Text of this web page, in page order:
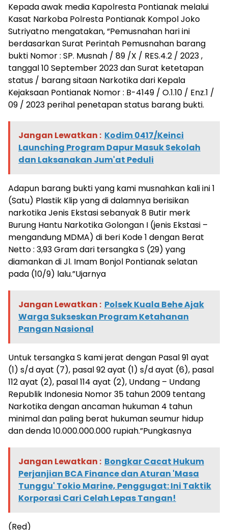
Kepada awak media Kapolresta Pontianak melalui
Kasat Narkoba Polresta Pontianak Kompol Joko
Sutriyatno mengatakan, “Pemusnahan hari ini
berdasarkan Surat Perintah Pemusnahan barang
bukti Nomor : SP. Musnah / 89 /X / RES.4.2 / 2023 ,
tanggal 10 September 2023 dan Surat ketetapan
status / barang sitaan Narkotika dari Kepala
Kejaksaan Pontianak Nomor : B-4149 / O.1.10 / Enz.1 /
09 / 2023 perihal penetapan status barang bukti.
Jangan Lewatkan : Kodim 0417/Keinci
Launching Program Dapur Masuk Sekolah
dan Laksanakan Jum'at Peduli
Adapun barang bukti yang kami musnahkan kali ini 1
(Satu) Plastik Klip yang di dalamnya berisikan
narkotika Jenis Ekstasi sebanyak 8 Butir merk
Burung Hantu Narkotika Golongan I (jenis Ekstasi –
mengandung MDMA) di beri Kode 1 dengan Berat
Netto : 3,93 Gram dari tersangka S (29) yang
diamankan di Jl. Imam Bonjol Pontianak selatan
pada (10/9) lalu.”Ujarnya
Jangan Lewatkan : Polsek Kuala Behe Ajak
Warga Sukseskan Program Ketahanan
Pangan Nasional
Untuk tersangka S kami jerat dengan Pasal 91 ayat
(1) s/d ayat (7), pasal 92 ayat (1) s/d ayat (6), pasal
112 ayat (2), pasal 114 ayat (2), Undang – Undang
Republik Indonesia Nomor 35 tahun 2009 tentang
Narkotika dengan ancaman hukuman 4 tahun
minimal dan paling berat hukuman seumur hidup
dan denda 10.000.000.000 rupiah.”Pungkasnya
Jangan Lewatkan : Bongkar Cacat Hukum
Perjanjian BCA Finance dan Aturan 'Masa
Tunggu' Tokio Marine, Penggugat: Ini Taktik
Korporasi Cari Celah Lepas Tangan!
(Red)